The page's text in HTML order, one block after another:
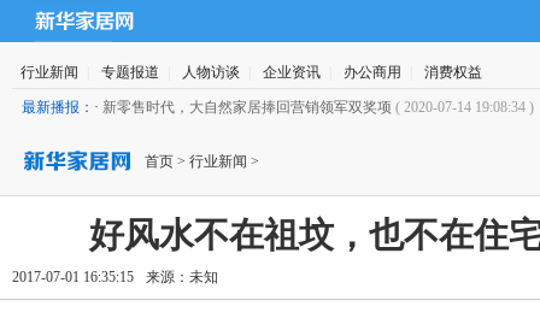
行业新闻 专题报道 人物访谈 企业资讯 办公商用 消费权益
最新播报： · 新零售时代，大自然家居捧回营销领军双奖项 ( 2020-07-14 19:08:34 )
首页 > 行业新闻 >
好风水不在祖坟，也不在住
2017-07-01 16:35:15 来源：未知